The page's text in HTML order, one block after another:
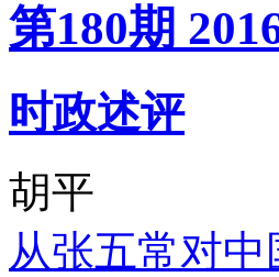
第180期
时政述评
胡平
从张五常对